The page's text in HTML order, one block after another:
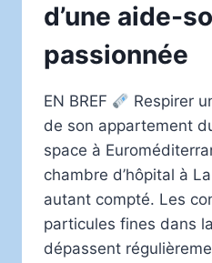
d’une aide-
passionnée
EN BREF
Respirer
de son appartement
space à
chambre d’hôpital à
autant compté. Les
particules fines dans
dépassent